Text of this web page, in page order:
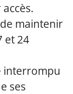
maintenir
et 24
interrompu
ses